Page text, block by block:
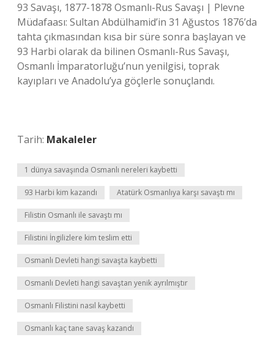
93 Savaşı, 1877-1878 Osmanlı-Rus Savaşı | Plevne
Müdafaası: Sultan Abdülhamid’in 31 Ağustos 1876’da
tahta çıkmasından kısa bir süre sonra başlayan ve
93 Harbi olarak da bilinen Osmanlı-Rus Savaşı,
Osmanlı İmparatorluğu’nun yenilgisi, toprak
kayıpları ve Anadolu’ya göçlerle sonuçlandı.
Tarih: Makaleler
1 dünya savaşında Osmanlı nereleri kaybetti
93 Harbi kim kazandı Atatürk Osmanlıya karşı savaştı mı
Filistin Osmanlı ile savaştı mı
Filistini İngilizlere kim teslim etti
Osmanlı Devleti hangi savaşta kaybetti
Osmanlı Devleti hangi savaştan yenik ayrılmıştır
Osmanlı Filistini nasıl kaybetti
Osmanlı kaç tane savaş kazandı